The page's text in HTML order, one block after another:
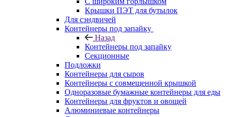
Крышки ПЭТ для бутылок
Для сэндвичей
Контейнеры под запайку
Назад
Контейнеры под запайку
Секционные
Подложки
Контейнеры для сыров
Контейнеры с совмещенной крышкой
Одноразовые бумажные контейнеры для еды
Контейнеры для фруктов и овощей
Алюминиевые контейнеры